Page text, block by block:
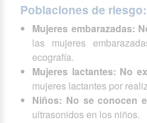
Poblaciones de riesgo:
Mujeres embarazadas:
las mujeres
ecografía.
Mujeres lactantes: No
mujeres lactantes por
Niños: No se conocen
ultrasonidos en los niños.